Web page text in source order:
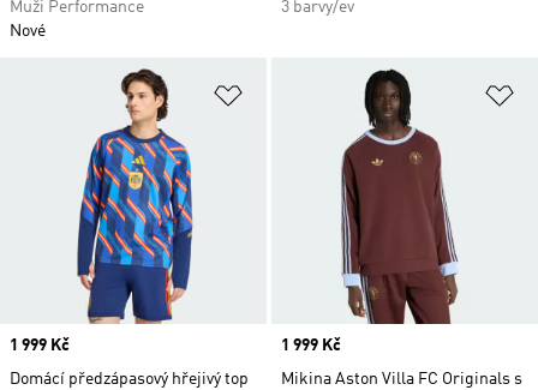
Muži Performance
Nové
3 barvy/ev
Přidat do seznamu přání
Price
1 999 Kč
Domácí předzápasový hřejivý top
Price
1 999 Kč
Mikina Aston Villa FC Originals s